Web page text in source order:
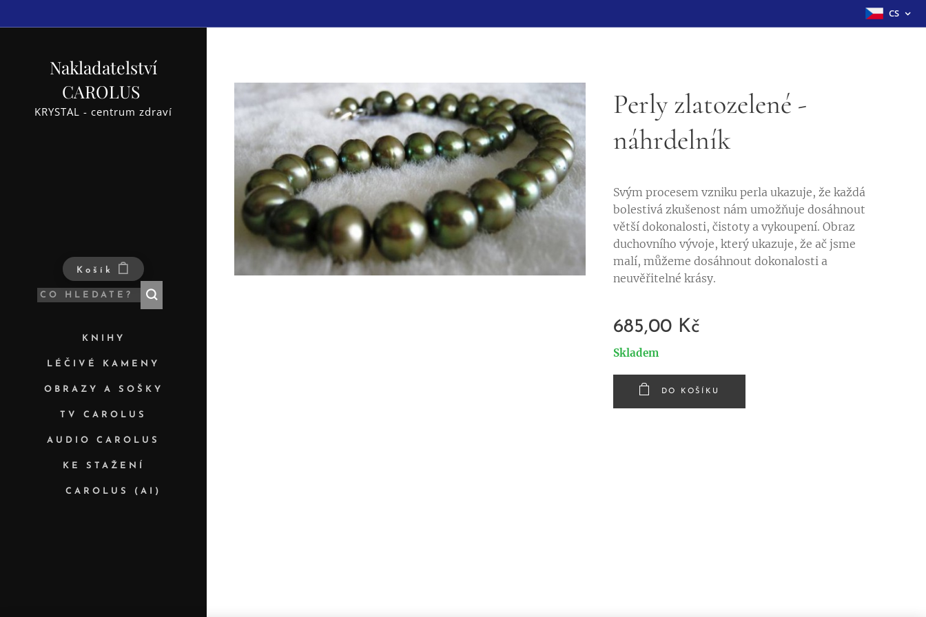
CS
Nakladatelství
CAROLUS
KRYSTAL - centrum zdraví
Košík
KNIHY
LÉČIVÉ KAMENY
OBRAZY A SOŠKY
TV CAROLUS
AUDIO CAROLUS
KE STAŽENÍ
✨ CAROLUS (AI)
Perly zlatozelené -
náhrdelník
Svým procesem vzniku perla ukazuje, že každá
bolestivá zkušenost nám umožňuje dosáhnout
větší dokonalosti, čistoty a vykoupení. Obraz
duchovního vývoje, který ukazuje, že ač jsme
malí, můžeme dosáhnout dokonalosti a
neuvěřitelné krásy.
685,00 Kč
Skladem
DO KOŠÍKU